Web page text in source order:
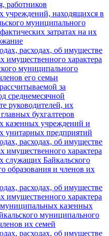
работников
учреждений, находящихся в
муниципального
затратах на их
расходах, об имуществе
имущественного характера
муниципального
его семьи
за
среднемесячной
руководителей, их
бухгалтеров
казенных учреждений и
унитарных предприятий
расходах, об имуществе
имущественного характера
служащих Байкальского
образования и членов их
расходах, об имуществе
имущественного характера
казенных
муниципального
их семей
расходах, об имуществе